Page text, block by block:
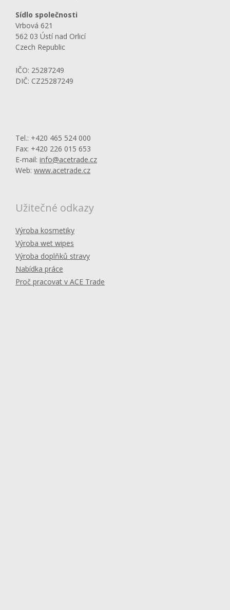
Sídlo společnosti
Vrbová 621
562 03 Ústí nad Orlicí
Czech Republic
IČO: 25287249
DIČ: CZ25287249
Tel.: +420 465 524 000
Fax: +420 226 015 653
E-mail: info@acetrade.cz
Web: www.acetrade.cz
Užitečné odkazy
Výroba kosmetiky
Výroba wet wipes
Výroba doplňků stravy
Nabídka práce
Proč pracovat v ACE Trade